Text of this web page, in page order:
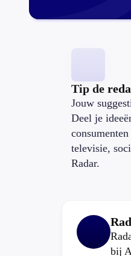
Tip de
Jouw
Deel je
televisie,
Radar.
bij